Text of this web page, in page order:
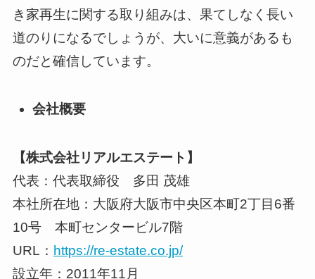
き家再生に関する取り組みは、果てしなく長い
道のりになるでしょうが、大いに意義があるも
のだと確信しています。
会社概要
【株式会社リアルエステート】
代表：代表取締役 多田 茂雄
本社所在地：大阪府大阪市中央区本町2丁目6番
10号 本町センタービル7階
URL： https://re-estate.co.jp/
設立年：2011年11月